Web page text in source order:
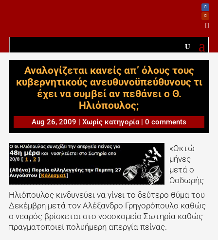

Αναλογίζεται κανείς απ’ όλους τους
κυβερνητικούς ανευθυνοϋπεύθυνους τι
έχει να συμβεί αν πεθάνει ο Θ.
Ηλιόπουλος;
Aug 26, 2009 | Χωρίς κατηγορία| 0 comments
«Οκτώ
μήνες
μετά ο
Θοδωρής
Ηλιόπουλος κινδυνεύει να γίνει το δεύτερο θύμα του
Δεκέμβρη μετά τον Αλέξανδρο Γρηγορόπουλο καθώς
ο νεαρός βρίσκεται στο νοσοκομείο Σωτηρία καθώς
πραγματοποιεί πολυήμερη απεργία πείνας.